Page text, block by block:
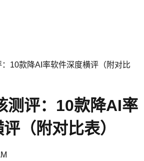
10款降AI率软件深度横评（附对比
测评：10款降AI率
（附对比表）